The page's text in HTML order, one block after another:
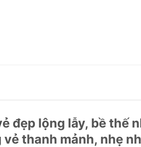
đẹp lộng lẫy, bề thế
thanh mảnh, nhẹ